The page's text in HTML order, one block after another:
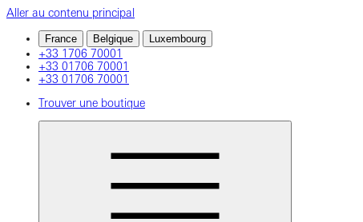
Aller au contenu principal
France Belgique Luxembourg
+33 1706 70001
+33 01706 70001
+33 01706 70001
Trouver une boutique